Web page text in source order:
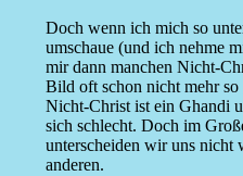
Doch wenn ich mich so
umschaue (und ich nehme
mir dann manchen Nicht-
Bild oft schon nicht mehr
Nicht-Christ ist ein Ghandi
sich schlecht. Doch im
unterscheiden wir uns
anderen.